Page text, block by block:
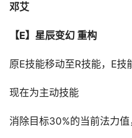
邓艾
【E】星辰变幻 重构
原E技能移动至R技能，E技
现在为主动技能
消除目标30%的当前法力